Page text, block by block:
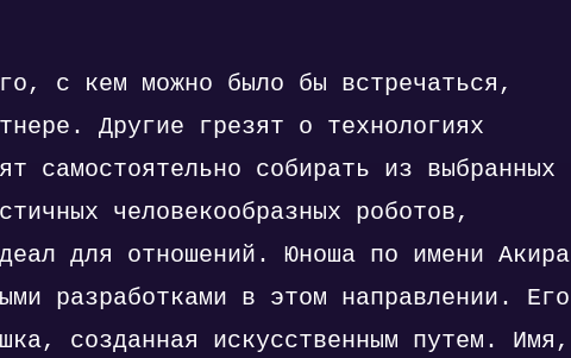
с кем можно было бы встречаться,
Другие грезят о технологиях
самостоятельно собирать из выбранных
человекообразных роботов,
для отношений. Юноша по имени Акира
разработками в этом направлении. Его
созданная искусственным путем. Имя,